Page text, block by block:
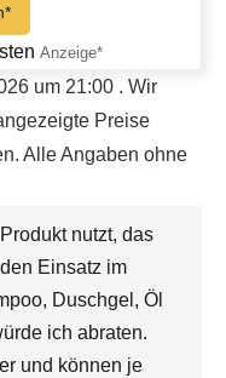
um 21:00 . Wir
Preise
Alle Angaben ohne
nutzt, das
Einsatz im
Duschgel, Öl
ich abraten.
und können je